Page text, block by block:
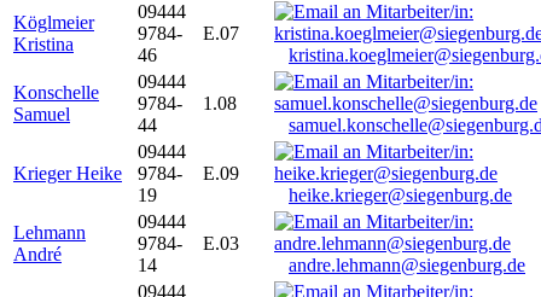
Köglmeier
Kristina
09444
9784-
46
E.07
Konschelle
Samuel
09444
9784-
44
1.08
Krieger Heike
09444
9784-
19
E.09
heike.krieger@siegenburg.de
Lehmann
André
09444
9784-
14
E.03
andre.lehmann@siegenburg.de
09444